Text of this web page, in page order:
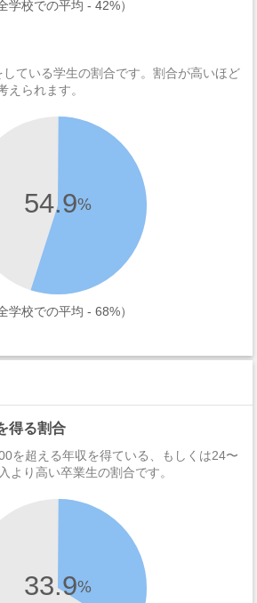
学校での平均 - 42%）
ている学生の割合です。割合が高いほど
えられます。
54.9%
学校での平均 - 68%）
得る割合
を超える年収を得ている、もしくは24〜
より高い卒業生の割合です。
33.9%